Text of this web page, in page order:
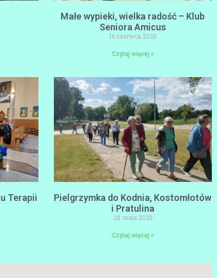
Małe wypieki, wielka radość – Klub
Seniora Amicus
16 czerwca 2026
Czytaj więcej »
Terapii
Pielgrzymka do Kodnia, Kostomłotów
i Pratulina
28 maja 2026
Czytaj więcej »